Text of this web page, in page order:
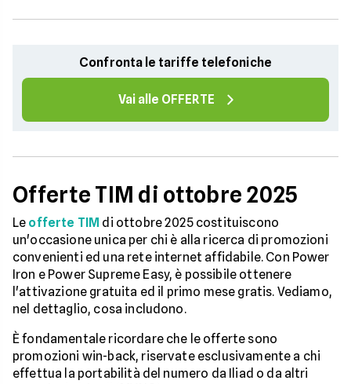
Confronta le tariffe telefoniche
Vai alle OFFERTE
Offerte TIM di ottobre 2025
Le offerte TIM di ottobre 2025 costituiscono
un'occasione unica per chi è alla ricerca di promozioni
convenienti ed una rete internet affidabile. Con Power
Iron e Power Supreme Easy, è possibile ottenere
l'attivazione gratuita ed il primo mese gratis. Vediamo,
nel dettaglio, cosa includono.
È fondamentale ricordare che le offerte sono
promozioni win-back, riservate esclusivamente a chi
effettua la portabilità del numero da Iliad o da altri